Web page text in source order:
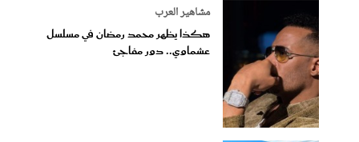
مشاهير العرب
هكذا يظهر محمد رمضان في مسلسل
عشماوي.. دور مفاجئ